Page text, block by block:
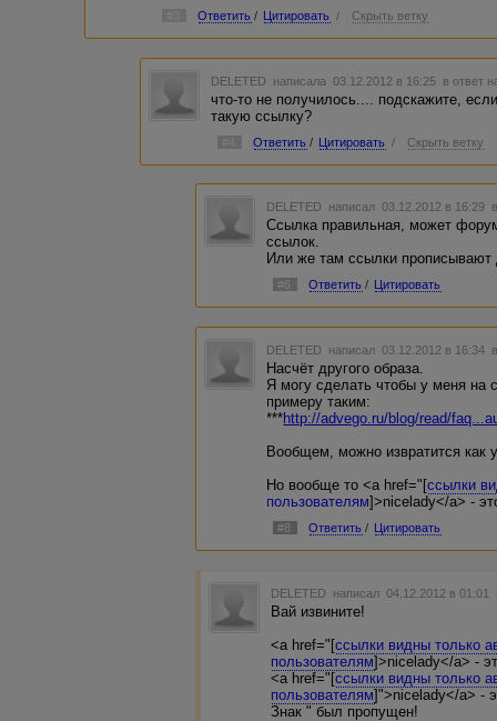
Ответить / Цитировать / Скрыть ветку
DELETED написала 03.12.2012 в 16:25 в ответ
что-то не получилось.... подскажите,
такую ссылку?
#4 Ответить / Цитировать / Скрыть ветку
DELETED написал 03.12.2012 в 16:29
Ссылка правильная, может
ссылок.
Или же там ссылки прописывают
#6 Ответить / Цитировать
DELETED написал 03.12.2012 в 16:34
Насчёт другого образа.
Я могу сделать чтобы у меня на
примеру таким:
***http://advego.ru/blog/read/
Вообщем, можно извратится как
Но вообще то <a href="[ссылки
пользователям]>nicelady</a> -
#8 Ответить / Цитировать
DELETED написал 04.12.2012 в 01:01
Вай извините!
<a href="[ссылки видны только
пользователям]>nicelady</a> -
<a href="[ссылки видны только
пользователям]">nicelady</a> -
Знак " был пропущен!